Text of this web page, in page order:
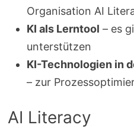
Organisation AI
KI als Lerntool – es
unterstützen
KI­-Technologien in
– zur
AI Literacy